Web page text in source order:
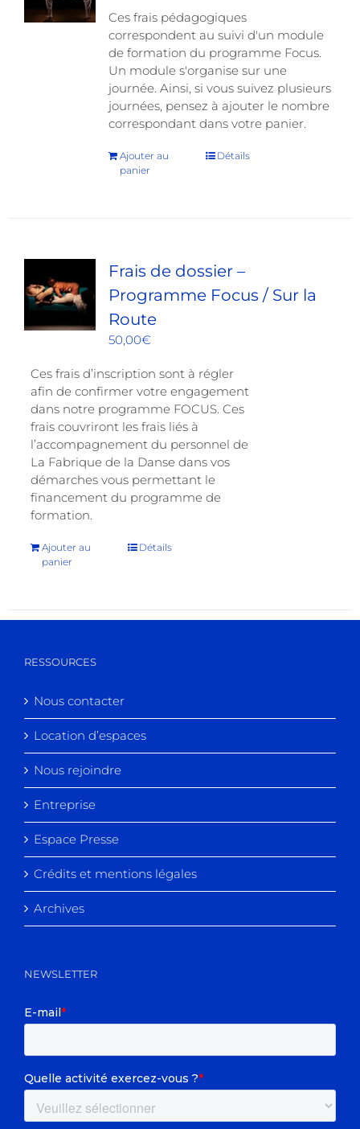
Ces frais pédagogiques
correspondent au suivi d'un module
de formation du programme Focus.
Un module s'organise sur une
journée. Ainsi, si vous suivez plusieurs
journées, pensez à ajouter le nombre
correspondant dans votre panier.
Ajouter au
panier
Détails
Frais de dossier –
Programme Focus / Sur la
Route
50,00€
Ces frais d’inscription sont à régler
afin de confirmer votre engagement
dans notre programme FOCUS. Ces
frais couvriront les frais liés à
l’accompagnement du personnel de
La Fabrique de la Danse dans vos
démarches vous permettant le
financement du programme de
formation.
Ajouter au
panier
Détails
RESSOURCES
Nous contacter
Location d’espaces
Nous rejoindre
Entreprise
Espace Presse
Crédits et mentions légales
Archives
NEWSLETTER